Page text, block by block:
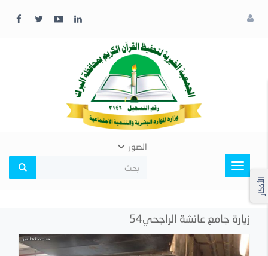
Toggle
navigation
الصور
الأذكار
زيارة جامع عائشة الراجحي54